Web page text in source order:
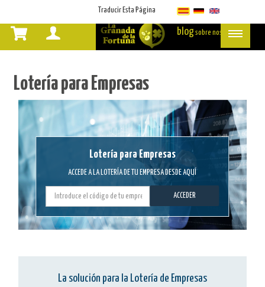
Lotería
Empresas
blog sobre nosotros
Lotería para Empresas
Lotería para Empresas
ACCEDE A LA LOTERÍA DE TU EMPRESA DESDE AQUÍ
La solución para la Lotería de Empresas
Traducir Esta Página Select Language